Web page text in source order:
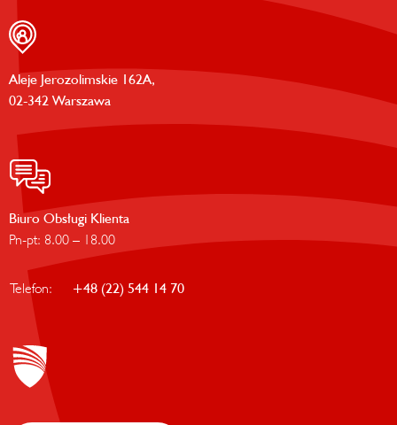
Aleje Jerozolimskie 162A,
02-342 Warszawa
Biuro Obsługi Klienta
Pn-pt: 8.00 – 18.00
Telefon: +48 (22) 544 14 70